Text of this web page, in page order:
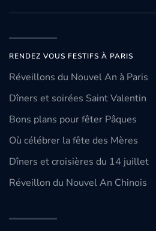
RENDEZ VOUS FESTIFS À PARIS
Réveillons du Nouvel An à Paris
Dîners et soirées Saint Valentin
Bons plans pour fêter Pâques
Où célébrer la fête des Mères
Dîners et croisières du 14 juillet
Réveillon du Nouvel An Chinois